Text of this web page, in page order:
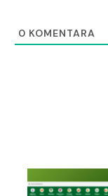
0 KOMENTARA